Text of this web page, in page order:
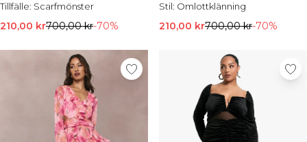
Tillfälle: Scarfmönster
210,00 kr700,00 kr-70%
Stil: Omlottklänning
210,00 kr700,00 kr-70%